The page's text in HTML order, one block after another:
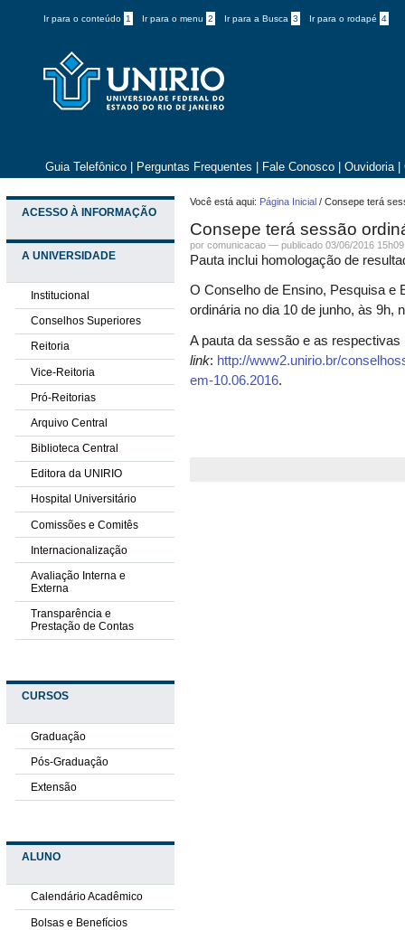
Ir para o conteúdo 1 Ir para o menu 2 Ir para a Busca 3 Ir para o rodapé 4
Guia Telefônico Perguntas Frequentes Fale Conosco Ouvidoria
ACESSO À INFORMAÇÃO
A UNIVERSIDADE
Institucional
Conselhos Superiores
Reitoria
Vice-Reitoria
Pró-Reitorias
Arquivo Central
Biblioteca Central
Editora da UNIRIO
Hospital Universitário
Comissões e Comitês
Internacionalização
Avaliação Interna e
Externa
Transparência e
Prestação de Contas
CURSOS
Graduação
Pós-Graduação
Extensão
ALUNO
Calendário Acadêmico
Bolsas e Benefícios
Você está aqui: Página Inicial /Consepe terá
Consepe terá sessão
por comunicacao —publicado 03/06/2016
Pauta inclui homologação de
O Conselho de Ensino, Pesquisa e
ordinária no dia 10 de junho, às 9h,
A pauta da sessão e as
link: http://www2.unirio.br/
em-10.06.2016.